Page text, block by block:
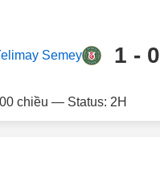
Semey 1 - 0
chiều — Status: 2H